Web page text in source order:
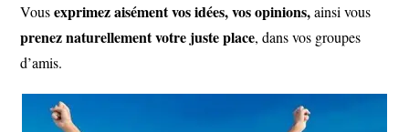
Vousexprimez aisément vos idées, vos opinions,ainsi vous
prenez naturellement votre juste place, dans vos groupes
d’amis.